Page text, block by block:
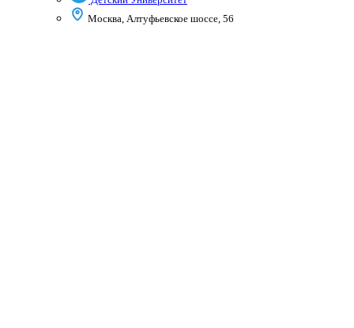
Москва, Алтуфьевское шоссе, 56